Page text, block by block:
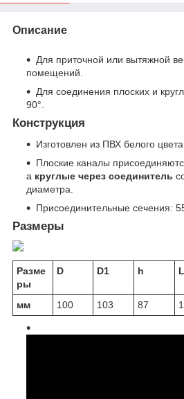
Описание
Для приточной или вытяжной
помещений.
Для соединения плоских и
90°.
Конструкция
Изготовлен из ПВХ белого цвета.
Плоские каналы
а круглые через соединитель
диаметра.
Присоединительные сечения:
Размеры
Разме
ры
D D1 h L
мм 100 103 87